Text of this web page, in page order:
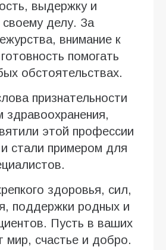
выдержку и
своему делу. За
внимание к
помогать
обстоятельствах.
признательности
этой профессии
стали примером для
здоровья, сил,
поддержки родных и
Пусть в ваших
мир, счастье и добро.